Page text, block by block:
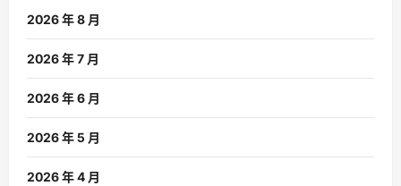
2026 年 8 月
2026 年 7 月
2026 年 6 月
2026 年 5 月
2026 年 4 月